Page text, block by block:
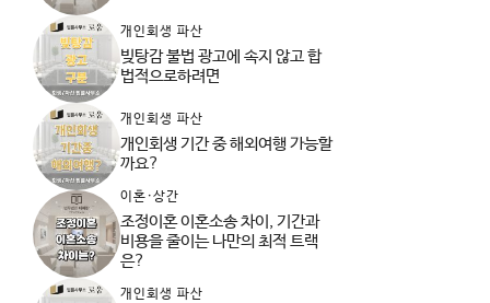
개인회생 파산
빚탕감 불법 광고에 속지 않고 합
법적으로하려면
개인회생 파산
개인회생 기간 중 해외여행 가능할
까요?
이혼·상간
조정이혼 이혼소송 차이, 기간과
비용을 줄이는 나만의 최적 트랙
은?
개인회생 파산